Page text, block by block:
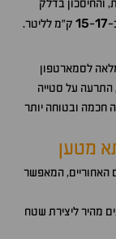
והחיסכון בדלק
15-17 ק"מ לליטר.
לסמארטפון
התרעה על סטייה
חכמה ובטוחה יותר
מטען
האחוריים, המאפשר
מהיר ליצירת שטח